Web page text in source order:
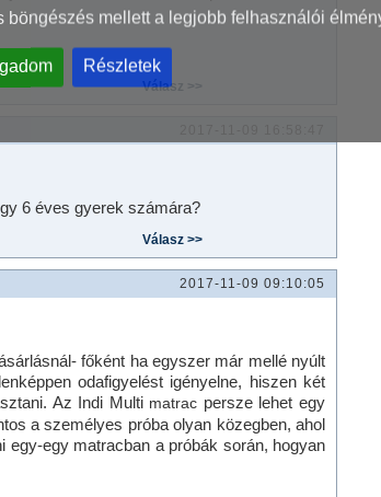
mellett a legjobb felhasználói
Részletek
6 éves gyerek számára?
2017-11-09 09:10:05
főként ha egyszer már mellé nyúlt
odafigyelést igényelne, hiszen két
Az Indi Multi matrac persze lehet egy
a személyes próba olyan közegben, ahol
egy matracban a próbák során, hogyan